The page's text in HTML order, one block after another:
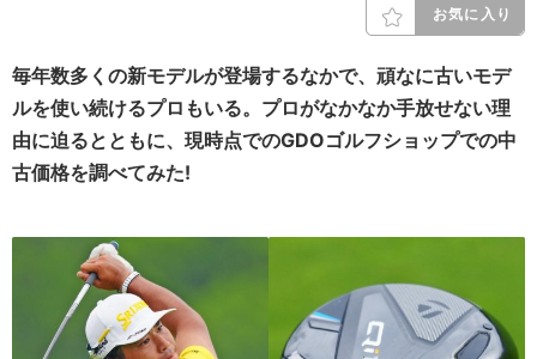
お気に入り
毎年数多くの新モデルが登場するなかで、頑なに古いモデ
ルを使い続けるプロもいる。プロがなかなか手放せない理
由に迫るとともに、現時点でのGDOゴルフショップでの中
古価格を調べてみた!